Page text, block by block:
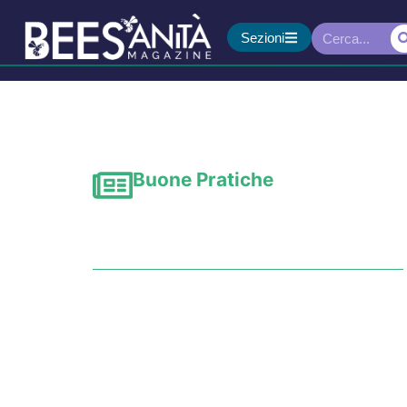
Sezioni
Buone Pratiche